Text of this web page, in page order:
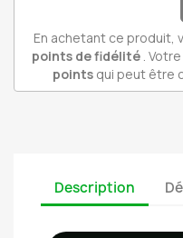
En achetant ce produit,
points de fidélité .
pointsqui peut être
Description